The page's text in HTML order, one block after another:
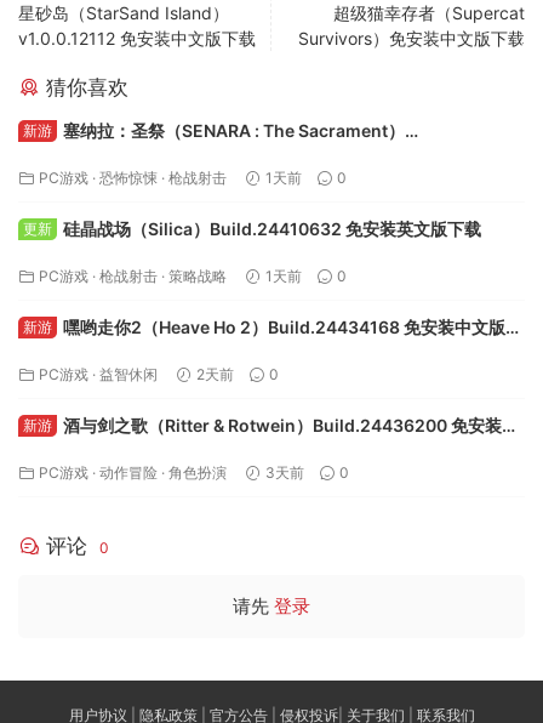
星砂岛（StarSand Island）
v1.0.0.12112 免安装中文版下载
超级猫幸存者（Supercat
Survivors）免安装中文版下载
猜你喜欢
新游 塞纳拉：圣祭（SENARA : The Sacrament）
PC游戏 · 恐怖惊悚 · 枪战射击 1天前 0
更新 硅晶战场（Silica）Build.24410632 免安装英文版下载
PC游戏 · 枪战射击 · 策略战略 1天前 0
新游 嘿哟走你2（Heave Ho 2）Build.24434168 免安装中文版下
PC游戏 · 益智休闲 2天前 0
新游 酒与剑之歌（Ritter & Rotwein）Build.24436200 免安装中
PC游戏 · 动作冒险 · 角色扮演 3天前 0
评论 0
请先 登录
用户协议 隐私政策| 官方公告| 侵权投诉| 关于我们 联系我们